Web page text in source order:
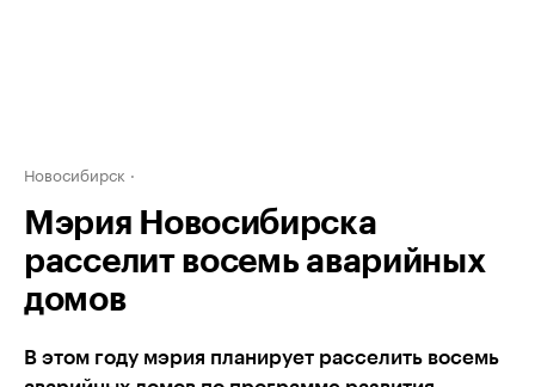
Новосибирск
Мэрия Новосибирска
расселит восемь аварийных
домов
В этом году мэрия планирует расселить восемь